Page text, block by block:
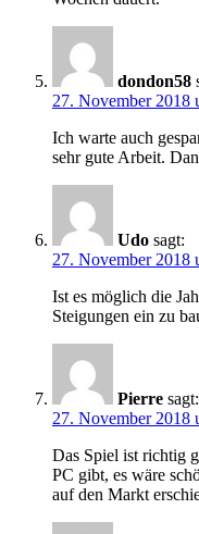
dondon58
27. November 2018
Ich warte auch
sehr gute Arbeit.
Udo sagt:
27. November 2018
Ist es möglich die
Steigungen ein zu
Pierre sagt:
27. November 2018
Das Spiel ist richtig
PC gibt, es wäre
auf den Markt